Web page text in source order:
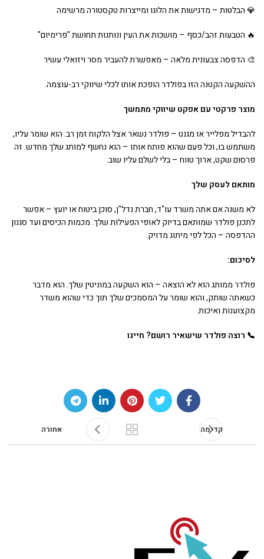
💎 הבלטות – מדגישות את הלוגו ומייצרות טקסטורה מרשימה
🔥 הטבעות זהב/כסף – מושכות את העין ונותנות תחושת "פרימיום"
🎨 הדפסה צבעונית מלאה – מאפשרת להעביר מסר ויזואלי עשיר
ההשקעה הקטנה הזו בפולדר הופכת אותו לכלי שיווקי רב-עוצמה.
מוצר פרקטי עם אפקט שיווקי מתמשך
להבדיל מפלייר או מגנט – פולדר נשאר אצל הלקוח זמן רב. הוא שומר עליו,
משתמש בו, וכל פעם שהוא פותח אותו – הוא נחשף למותג שלך מחדש. זה
פרסום שקט, ארוך טווח – בלי לשלם עליו שוב.
מותאם לעסק שלך
לא משנה אם אתה משרד עו"ד, חברת נדל"ן, סוכן ביטוח או יועץ – אפשר
לתכנן פולדר שמותאם בדיוק לאופי הפעילות שלך. מכמות הכיסים ועד סגנון
ההדפסה – הכל לפי מיתוג מדויק.
לסיכום:
פולדר ממותג הוא לא הוצאה – הוא השקעה במוניטין שלך. הוא מדבר
כשאתה שותק, והוא שומר על המסמכים שלך תוך כדי שהוא משדר
מקצוענות ואיכות.
📞 רוצה פולדר שישאיר רושם? חייגו
קדימה אחורה